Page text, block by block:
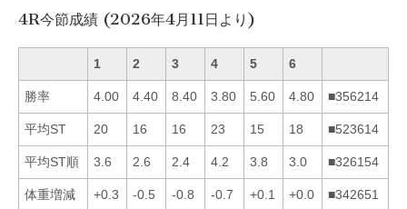
4R今節成績 (2026年4月11日より)
1 2 3 4 5 6
勝率 4.00 4.40 8.40 3.80 5.60 4.80 ■356214
平均ST 20 16 16 23 15 18 ■523614
平均ST順 3.6 2.6 2.4 4.2 3.8 3.0 ■326154
体重増減 +0.3 -0.5 -0.8 -0.7 +0.1 +0.0 ■342651